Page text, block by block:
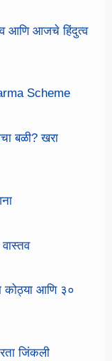
आणि आजचे हिंदुत्व
Scheme
बळी? खरा
कोठ्या आणि ३०
जिंकली